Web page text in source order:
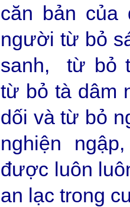
căn bản của
người từ bỏ
sanh, từ bỏ
từ bỏ tà dâm
dối và từ bỏ
nghiện
được luôn
an lạc trong